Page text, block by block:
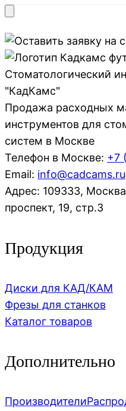
Стоматологический
"КадКамс"
Продажа расходных
инструментов для
систем в Москве
Телефон в Москве: +7
Email: info@cadcams.ru
Адрес: 109333,
проспект, 19, стр.3
Продукция
Диски для КАД/КАМ
Фрезы для станков
Каталог товаров
Дополнительно
Производители